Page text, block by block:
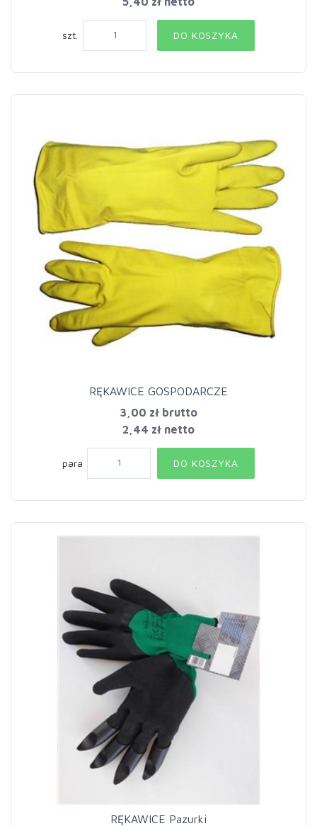
szt. DO KOSZYKA
RĘKAWICE GOSPODARCZE
3,00 zł brutto
2,44 zł netto
para DO KOSZYKA
RĘKAWICE Pazurki